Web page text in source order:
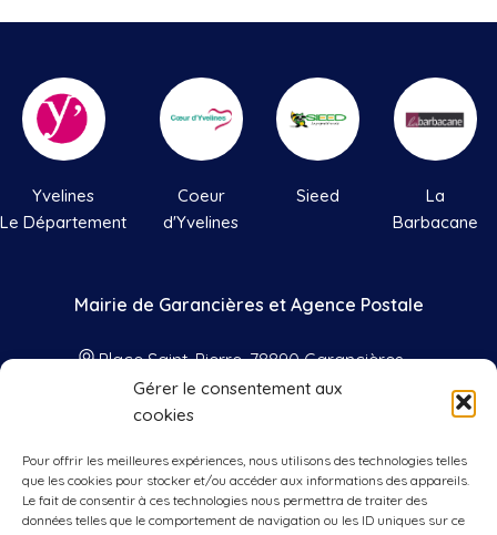
Gérer le consentement aux
cookies
Pour offrir les meilleures expériences, nous utilisons des technologies telles
que les cookies pour stocker et/ou accéder aux informations des appareils.
Le fait de consentir à ces technologies nous permettra de traiter des
données telles que le comportement de navigation ou les ID uniques sur ce
Yvelines
Le Département
Coeur
d'Yvelines
Sieed
La
Barbacane
Mairie de Garancières et Agence Postale
Place Saint-Pierre, 78890 Garancières
01 34 86 41 33
Nos horaires
Lundis, mercredis, vendredis : 9h00 à